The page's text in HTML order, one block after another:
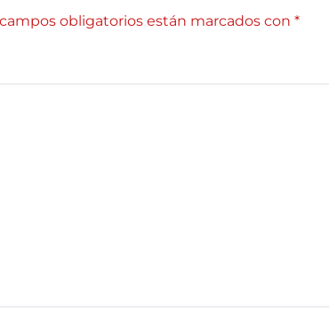
obligatorios están marcados con *